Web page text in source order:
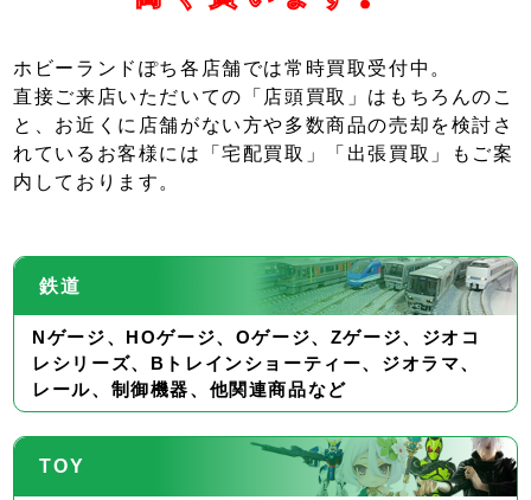
ホビーランドぽち各店舗では常時買取受付中。
直接ご来店いただいての「店頭買取」はもちろんのこ
と、お近くに店舗がない方や多数商品の売却を検討さ
れているお客様には「宅配買取」「出張買取」もご案
内しております。
鉄道
Nゲージ、HOゲージ、Oゲージ、Zゲージ、ジオコ
レシリーズ、Bトレインショーティー、ジオラマ、
レール、制御機器、他関連商品など
TOY